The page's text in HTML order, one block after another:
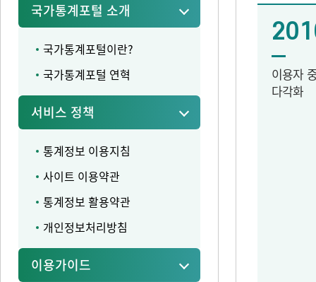
국가통계포털 소개
국가통계포털이란?
국가통계포털 연혁
서비스 정책
통계정보 이용지침
사이트 이용약관
통계정보 활용약관
개인정보처리방침
이용가이드
이용자
다각화